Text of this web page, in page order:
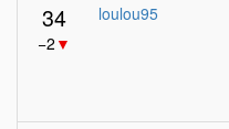
34
−2 ▼
loulou95